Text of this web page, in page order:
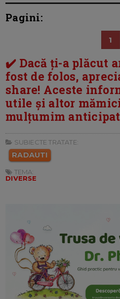
Pagini:
1
✔️ Dacă ți-a plăcut
fost de folos,
share! Aceste
utile și altor
mulțumim
SUBIECTE TRATATE:
RADAUTI
TEMA:
DIVERSE